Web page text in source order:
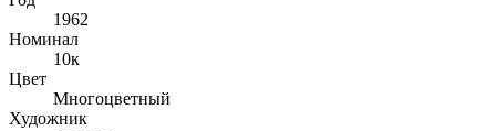
1962
Номинал
10к
Цвет
Многоцветный
Художник